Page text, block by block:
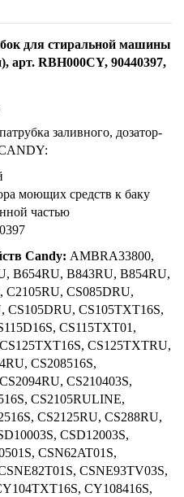
для стиральной машины
арт. RBH000CY, 90440397,
заливного, дозатор-
моющих средств к баку
частью
Candy: AMBRA33800,
B654RU, B843RU, B854RU,
C2105RU, CS085DRU,
CS105DRU, CS105TXT16S,
CS115TXT01,
CS125TXTRU,
CS208516S,
CS210403S,
CS2105RULINE,
CS2125RU, CS288RU,
CSD12003S,
CSN62AT01S,
CSNE93TV03S,
CY108416S,